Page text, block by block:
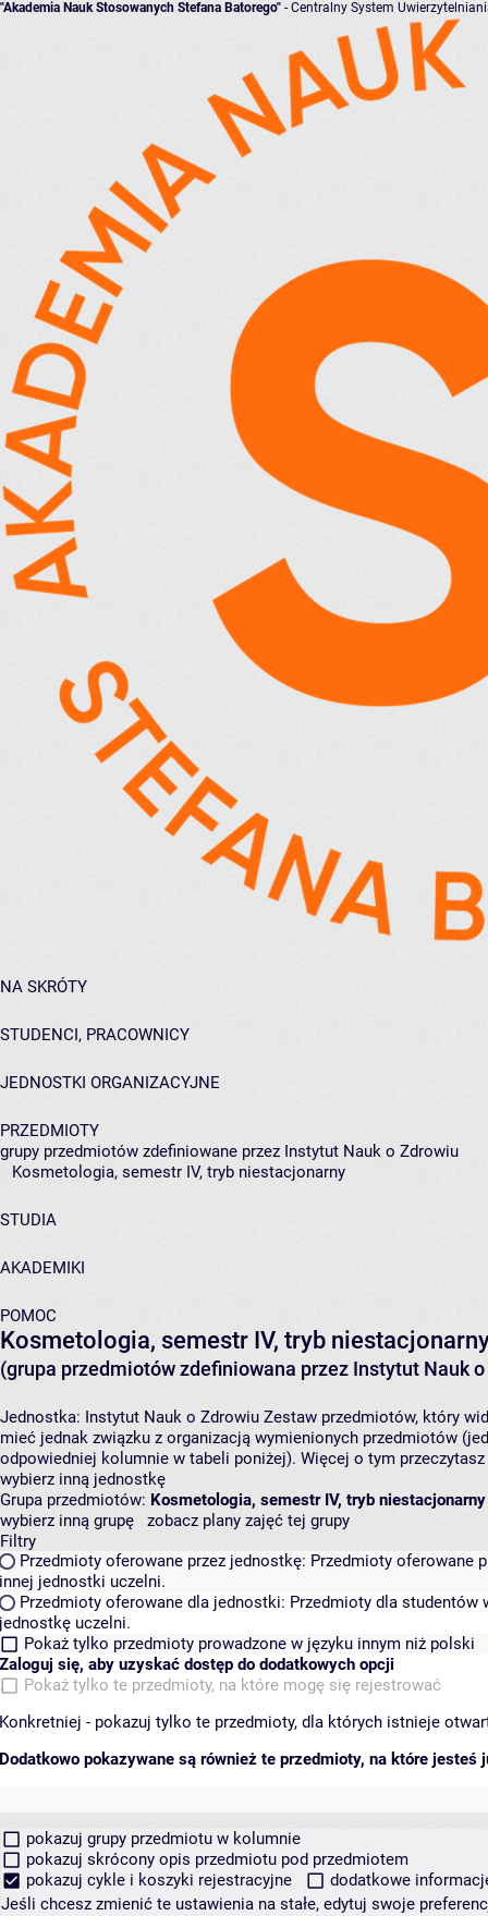
"Akademia Nauk Stosowanych Stefana Batorego" - Centralny System
NA SKRÓTY
STUDENCI, PRACOWNICY
JEDNOSTKI ORGANIZACYJNE
PRZEDMIOTY
grupy przedmiotów zdefiniowane przez Instytut Nauk o Zdrowiu
Kosmetologia, semestr IV, tryb niestacjonarny
STUDIA
AKADEMIKI
POMOC
Kosmetologia, semestr IV, tryb
(grupa przedmiotów zdefiniowana przez Instytut Nauk
Jednostka: Instytut Nauk o Zdrowiu Zestaw przedmiotów, który
mieć jednak związku z organizacją wymienionych przedmiotów
odpowiedniej kolumnie w tabeli poniżej). Więcej o tym
wybierz inną jednostkę
Grupa przedmiotów: Kosmetologia, semestr IV, tryb niestacjonarny
wybierz inną grupę
zobacz plany zajęć tej grupy
Filtry
Przedmioty oferowane przez jednostkę: Przedmioty oferowane
innej jednostki uczelni.
Przedmioty oferowane dla jednostki: Przedmioty dla studentów
jednostkę uczelni.
Pokaż tylko przedmioty prowadzone w języku innym niż polski
Zaloguj się, aby uzyskać dostęp do dodatkowych opcji
Pokaż tylko te przedmioty, na które mogę się rejestrować
Konkretniej - pokazuj tylko te przedmioty, dla których istnieje
Dodatkowo pokazywane są również te przedmioty, na które jesteś
pokazuj grupy przedmiotu w kolumnie
pokazuj skrócony opis przedmiotu pod przedmiotem
pokazuj cykle i koszyki rejestracyjne
dodatkowe
Jeśli chcesz zmienić te ustawienia na stałe, edytuj swoje